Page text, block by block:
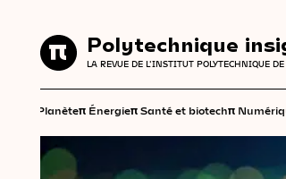
Polytechnique
LA REVUE DE L'INSTITUT POLYTECHNIQUE
Planèteπ Énergieπ Santé et biotechπ
Polytechnique
LA REVUE DE L'INSTITUT